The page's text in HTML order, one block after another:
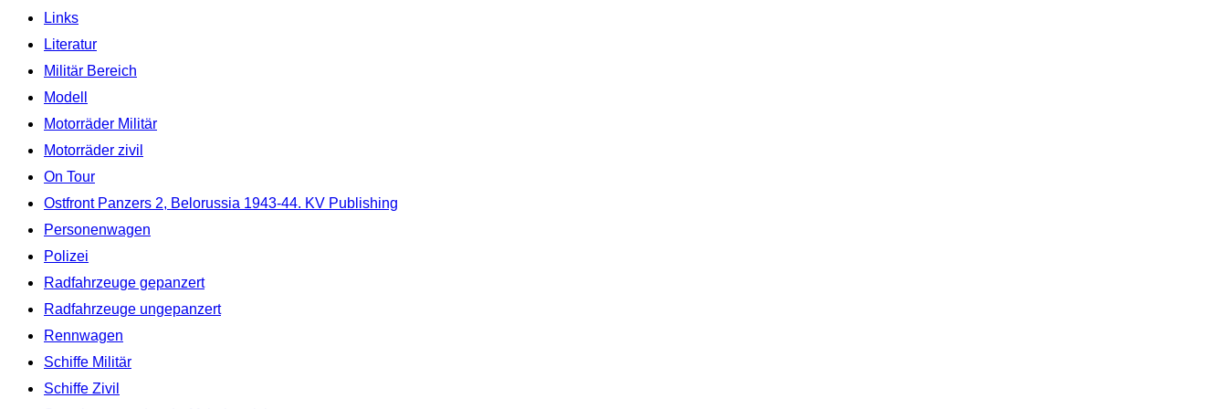
Links
Literatur
Militär Bereich
Modell
Motorräder Militär
Motorräder zivil
On Tour
Ostfront Panzers 2, Belorussia 1943-44. KV Publishing
Personenwagen
Polizei
Radfahrzeuge gepanzert
Radfahrzeuge ungepanzert
Rennwagen
Schiffe Militär
Schiffe Zivil